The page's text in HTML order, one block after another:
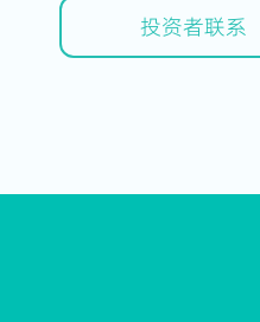
投资者联系